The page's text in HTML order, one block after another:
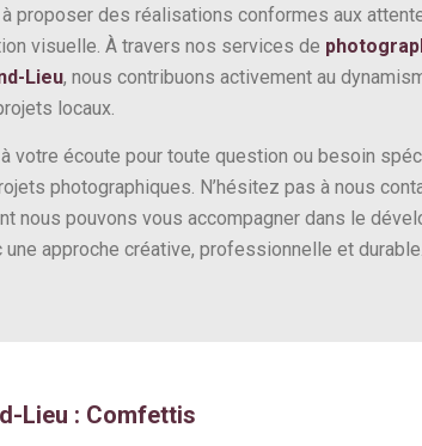
proposer des réalisations conformes aux
visuelle. À travers nos services de
Lieu, nous contribuons activement au
locaux.
votre écoute pour toute question ou besoin
photographiques. N’hésitez pas à nous
nous pouvons vous accompagner dans le
une approche créative, professionnelle et durable.
Lieu : Comfettis